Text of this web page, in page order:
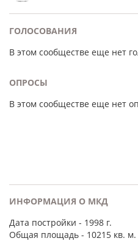
ГОЛОСОВАНИЯ
В этом сообществе еще нет
ОПРОСЫ
В этом сообществе еще нет
ИНФОРМАЦИЯ О МКД
Дата постройки - 1998 г.
Общая площадь - 10215 кв. м.